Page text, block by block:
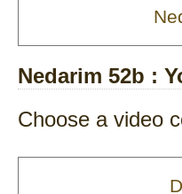
Nedarim 52b :
Choose a video